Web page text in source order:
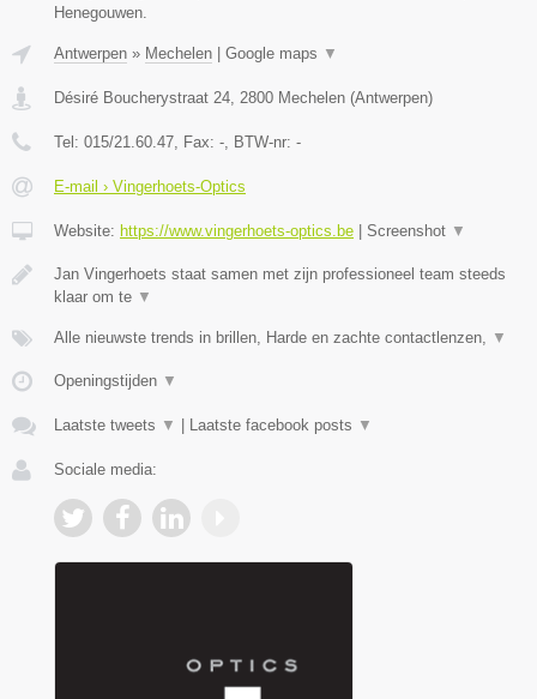
Henegouwen.
Antwerpen » Mechelen | Google maps ▼
Désiré Boucherystraat 24 2800 Mechelen (Antwerpen)
Tel: 015/21.60.47 , Fax: - , BTW-nr: -
E-mail › Vingerhoets-Optics
Website: https://www.vingerhoets-optics.be | Screenshot ▼
Jan Vingerhoets staat samen met zijn professioneel team steeds
klaar om te ▼
Alle nieuwste trends in brillen, Harde en zachte contactlenzen, ▼
Openingstijden ▼
Laatste tweets ▼ | Laatste facebook posts ▼
Sociale media: